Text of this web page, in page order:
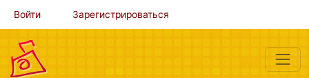
Войти Зарегистрироваться